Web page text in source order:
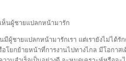
ห็นผู้ชายแปลกหน้ามารัก
ยแปลกหน้ามารักเรา แต่เรายังไม่ได้รัก
อโยกย้ายหน้าที่การงานไปทางไกล มีโอกาส